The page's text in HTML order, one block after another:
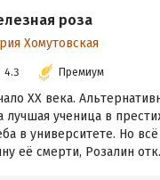
роза
Хомутовская
4.3 Премиум
XX века.
лучшая ученица в
в университете. Но
её смерти, Розалин